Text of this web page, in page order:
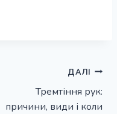
ДАЛІ
Тремтіння рук:
причини, види і коли